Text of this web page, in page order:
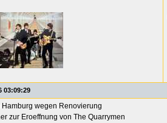
03:09:29
wegen Renovierung
zur Eroeffnung von The Quarrymen